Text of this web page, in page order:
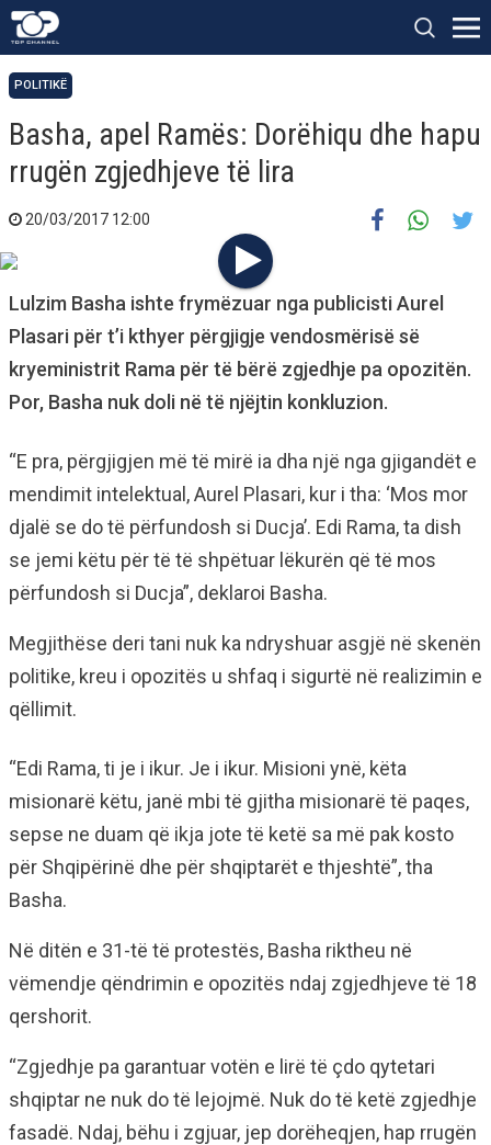
POLITIKË
Basha, apel Ramës: Dorëhiqu dhe hapu
rrugën zgjedhjeve të lira
20/03/2017 12:00
Lulzim Basha ishte frymëzuar nga publicisti Aurel
Plasari për t’i kthyer përgjigje vendosmërisë së
kryeministrit Rama për të bërë zgjedhje pa opozitën.
Por, Basha nuk doli në të njëjtin konkluzion.
“E pra, përgjigjen më të mirë ia dha një nga gjigandët e
mendimit intelektual, Aurel Plasari, kur i tha: ‘Mos mor
djalë se do të përfundosh si Ducja’. Edi Rama, ta dish
se jemi këtu për të të shpëtuar lëkurën që të mos
përfundosh si Ducja”, deklaroi Basha.
Megjithëse deri tani nuk ka ndryshuar asgjë në skenën
politike, kreu i opozitës u shfaq i sigurtë në realizimin e
qëllimit.
“Edi Rama, ti je i ikur. Je i ikur. Misioni ynë, këta
misionarë këtu, janë mbi të gjitha misionarë të paqes,
sepse ne duam që ikja jote të ketë sa më pak kosto
për Shqipërinë dhe për shqiptarët e thjeshtë”, tha
Basha.
Në ditën e 31-të të protestës, Basha riktheu në
vëmendje qëndrimin e opozitës ndaj zgjedhjeve të 18
qershorit.
“Zgjedhje pa garantuar votën e lirë të çdo qytetari
shqiptar ne nuk do të lejojmë. Nuk do të ketë zgjedhje
fasadë. Ndaj, bëhu i zgjuar, jep dorëheqjen, hap rrugën